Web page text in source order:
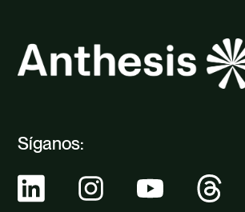
Síganos: